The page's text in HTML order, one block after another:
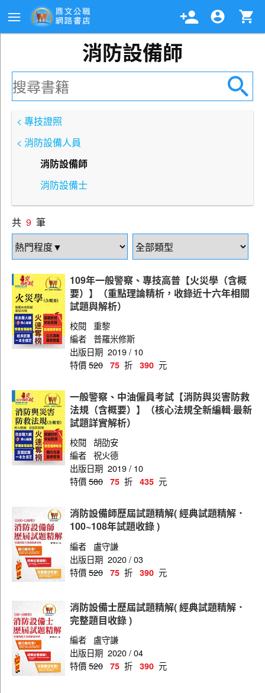
消防設備師
< 專技證照
< 消防設備人員
消防設備師
消防設備士
共 9 筆
109年一般警察、專技高普【火災學（含概
要）】（重點理論精析，收錄近十六年相關
試題與解析）
校閱 重黎
編者 普羅米修斯
出版日期 2019 / 10
特價520 75 折 390 元
一般警察、中油僱員考試【消防與災害防救
法規（含概要）】（核心法規全新編輯‧最新
試題詳實解析）
校閱 胡劭安
編者 祝火德
出版日期 2019 / 10
特價580 75 折 435 元
消防設備師歷屆試題精解( 經典試題精解．
100~108年試題收錄 )
編者
盧守謙
出版日期 2020 / 03
特價520 75 折 390 元
消防設備士歷屆試題精解( 經典試題精解．
完整題目收錄 )
編者
盧守謙
出版日期 2020 / 04
特價520 75 折 390 元